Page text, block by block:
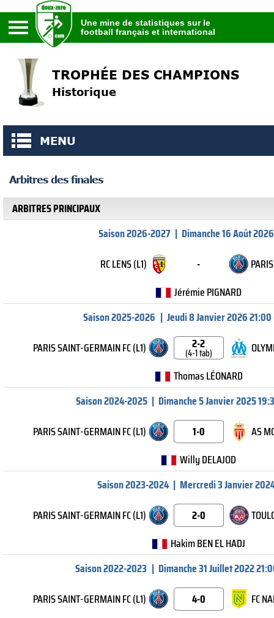
football français et international
Une mine de statistiques sur le
football français et international
TROPHÉE DES CHAMPIONS
Historique
MENU
Arbitres des finales
ARBITRES PRINCIPAUX
Saison 2026-2027 | Dimanche 16 Août
RC LENS (L1)
-
Jérémie PIGNARD
Saison 2025-2026 | Jeudi 8 Janvier 2026
PARIS SAINT-GERMAIN FC (L1)
2-2
(4-1 tab)
Thomas LÉONARD
Saison 2024-2025 | Dimanche 5 Janvier 2025
PARIS SAINT-GERMAIN FC (L1)
1-0
AS
Willy DELAJOD
Saison 2023-2024 | Mercredi 3 Janvier
PARIS SAINT-GERMAIN FC (L1)
2-0
Hakim BEN EL HADJ
Saison 2022-2023 | Dimanche 31 Juillet 2022
PARIS SAINT-GERMAIN FC (L1)
4-0
FC